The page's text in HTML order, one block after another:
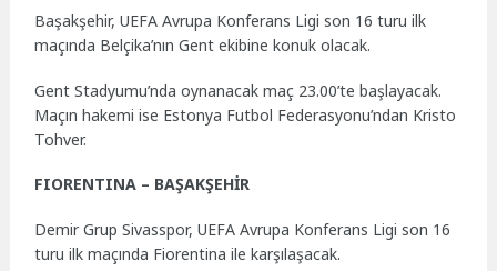
Başakşehir, UEFA Avrupa Konferans Ligi son 16 turu ilk
maçında Belçika’nın Gent ekibine konuk olacak.
Gent Stadyumu’nda oynanacak maç 23.00’te başlayacak.
Maçın hakemi ise Estonya Futbol Federasyonu’ndan Kristo
Tohver.
FIORENTINA – BAŞAKŞEHİR
Demir Grup Sivasspor, UEFA Avrupa Konferans Ligi son 16
turu ilk maçında Fiorentina ile karşılaşacak.